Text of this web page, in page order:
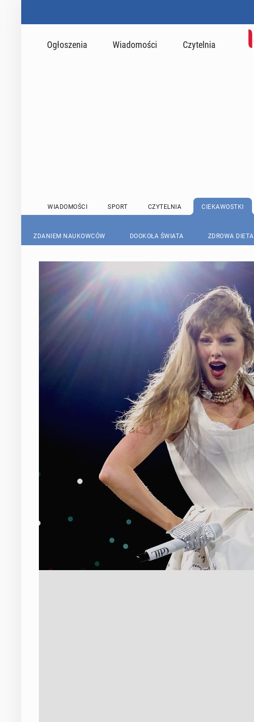
Ogłoszenia Wiadomości Czytelnia
WIADOMOŚCI SPORT CZYTELNIA CIEKAWOSTKI
ZDANIEM NAUKOWCÓW DOOKOŁA ŚWIATA ZDROWA DIETA